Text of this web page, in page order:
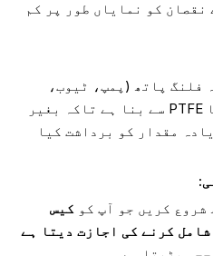
کو نمایاں طور پر کم
فلنگ پاتھ (پمپ، ٹیوب،
یا PTFE سے بنا ہے تاکہ بغیر
مقدار کو برداشت کیا
شروع کریں جو آپ کو کیس
کرنے کی اجازت دیتا ہے